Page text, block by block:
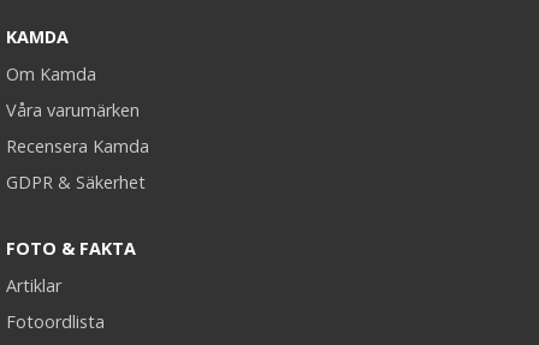
KAMDA
Om Kamda
Våra varumärken
Recensera Kamda
GDPR & Säkerhet
FOTO & FAKTA
Artiklar
Fotoordlista